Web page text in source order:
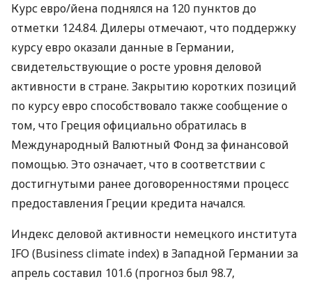
Курс евро/йена поднялся на 120 пунктов до
отметки 124.84. Дилеры отмечают, что поддержку
курсу евро оказали данные в Германии,
свидетельствующие о росте уровня деловой
активности в стране. Закрытию коротких позиций
по курсу евро способствовало также сообщение о
том, что Греция официально обратилась в
Международный Валютный Фонд за финансовой
помощью. Это означает, что в соответствии с
достигнутыми ранее договоренностями процесс
предоставления Греции кредита начался.
Индекс деловой активности немецкого института
IFO (Business climate index) в Западной Германии за
апрель составил 101.6 (прогноз был 98.7,